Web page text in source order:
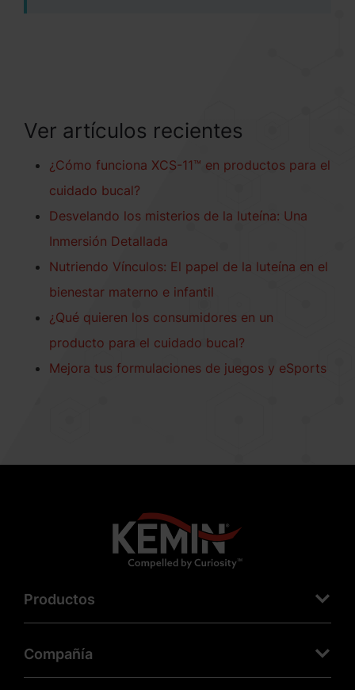
Ver artículos recientes
¿Cómo funciona XCS-11™ en productos para el
cuidado bucal?
Desvelando los misterios de la luteína: Una
Inmersión Detallada
Nutriendo Vínculos: El papel de la luteína en el
bienestar materno e infantil
¿Qué quieren los consumidores en un
producto para el cuidado bucal?
Mejora tus formulaciones de juegos y eSports
Productos
Compañía